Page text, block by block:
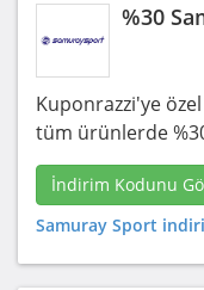
%30
Kuponrazzi'ye
tüm ürünlerde
İndirim Kodunu
Samuray Sport